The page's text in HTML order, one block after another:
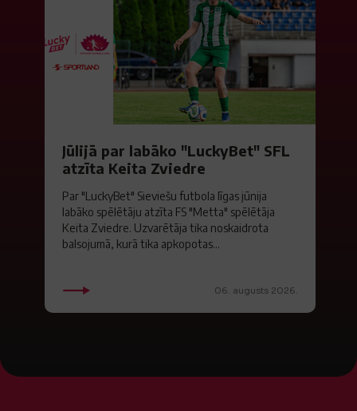
Jūlijā par labāko "LuckyBet" SFL
atzīta Keita Zviedre
Par "LuckyBet" Sieviešu futbola līgas jūnija
labāko spēlētāju atzīta FS "Metta" spēlētāja
Keita Zviedre. Uzvarētāja tika noskaidrota
balsojumā, kurā tika apkopotas...
06. augusts 2026.